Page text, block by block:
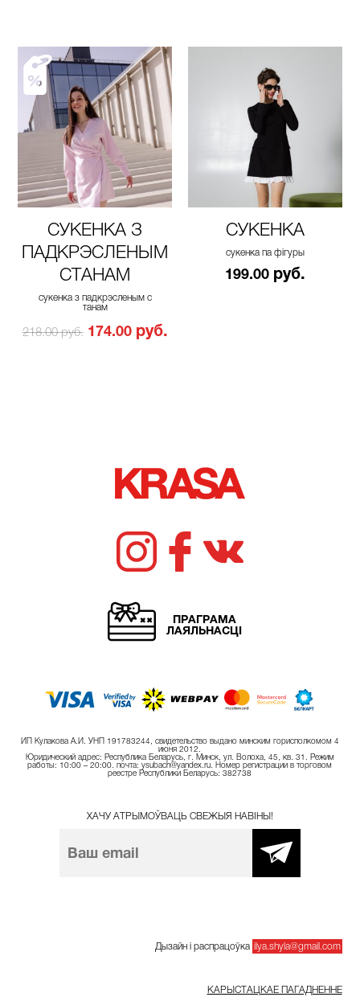
СУКЕНКА З
ПАДКРЭСЛЕНЫМ
СТАНАМ
сукенка з падкрэсленым с
танам
218.00 руб. 174.00 руб.
СУКЕНКА
сукенка па фігуры
199.00 руб.
ПРАГРАМА
ЛАЯЛЬНАСЦІ
ИП Кулакова А.И. УНП 191783244, свидетельство выдано минским горисполкомом 4
июня 2012.
Юридический адрес: Республика Беларусь, г. Минск, ул. Волоха, 45, кв. 31. Режим
работы: 10:00 – 20:00. почта: ysubach@yandex.ru. Номер регистрации в торговом
реестре Республики Беларусь: 382738
ХАЧУ АТРЫМОЎВАЦЬ СВЕЖЫЯ НАВІНЫ!
Дызайн і распрацоўка ilya.shyla@gmail.com
КАРЫСТАЦКАЕ ПАГАДНЕННЕ